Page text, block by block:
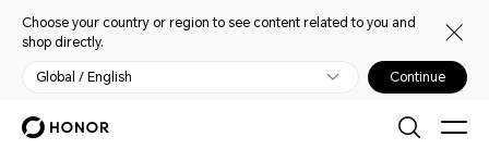
Choose your country or region to see content related to you and
shop directly.
Global / English Continue